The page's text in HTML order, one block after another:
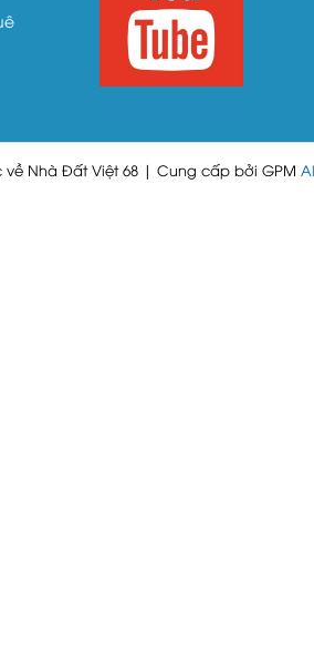
về Nhà Đất Việt 68 | Cung cấp bởi GPM